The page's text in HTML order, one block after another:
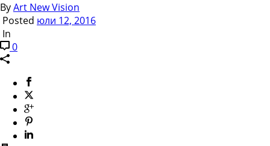
ByArt New Vision
Posted юли 12, 2016
In
0